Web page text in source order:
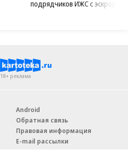
подрядчиков ИЖС с эскроу
18+ реклама
Android
Обратная связь
Правовая информация
E-mail рассылки